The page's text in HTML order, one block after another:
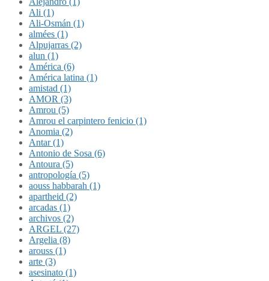
Ali (1)
Ali-Osmán (1)
almées (1)
Alpujarras (2)
alun (1)
América (6)
América latina (1)
amistad (1)
AMOR (3)
Amrou (5)
Amrou el carpintero fenicio (1)
Anomia (2)
Antar (1)
Antonio de Sosa (6)
Antoura (5)
antropología (5)
aouss habbarah (1)
apartheid (2)
arcadas (1)
archivos (2)
ARGEL (27)
Argelia (8)
arouss (1)
arte (3)
asesinato (1)